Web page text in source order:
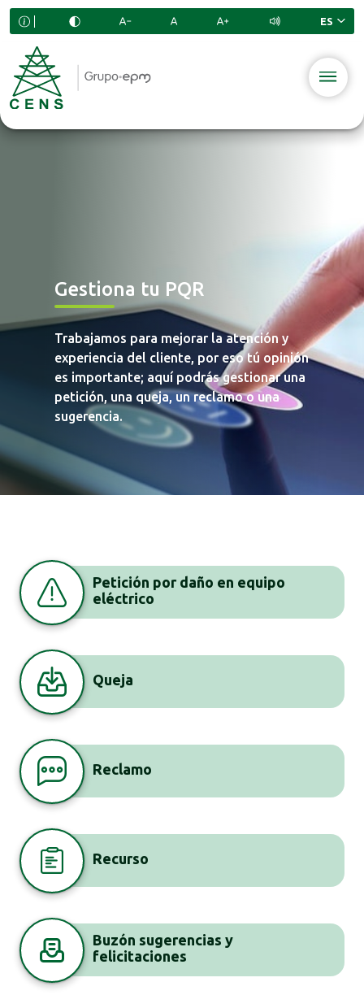
Gestiona tu PQR
Trabajamos para mejorar la atención y
experiencia del cliente, por eso tú opinión
es importante; aquí podrás gestionar una
petición, una queja, un reclamo o una
sugerencia.
Petición por daño en equipo
eléctrico
Queja
Reclamo
Recurso
Buzón sugerencias y
felicitaciones